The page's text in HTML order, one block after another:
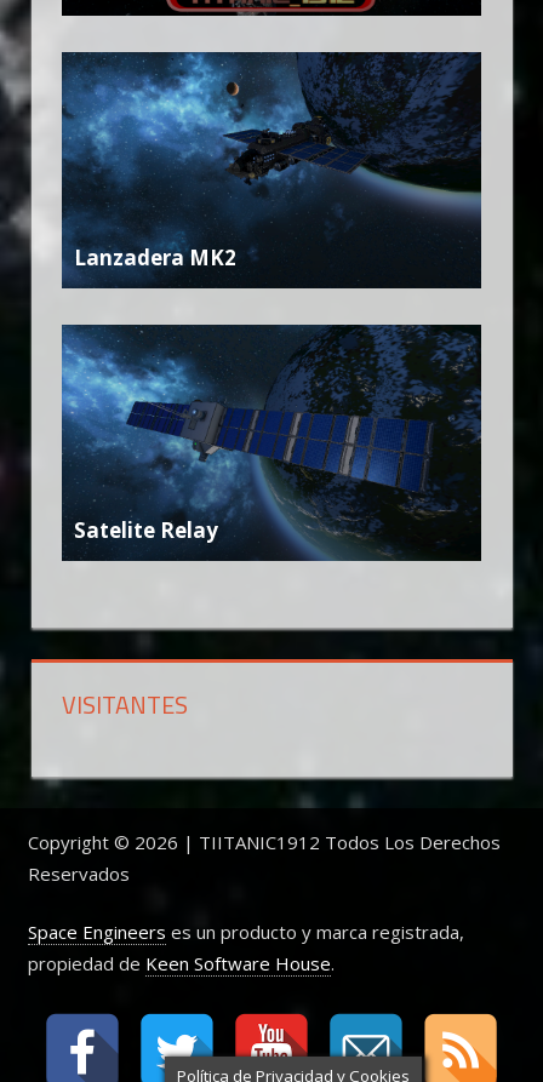
Lanzadera MK2
Satelite Relay
VISITANTES
Copyright © 2026 | TIITANIC1912 Todos Los Derechos
Reservados
Space Engineers es un producto y marca registrada,
propiedad de Keen Software House.
Política de Privacidad y Cookies